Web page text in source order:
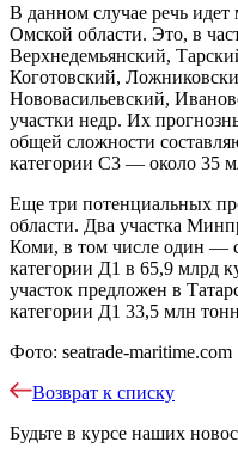
В данном случае речь
Омской области. Это, в
Верхнедемьянский,
Коготовский,
Нововасильевский,
участки недр. Их
общей сложности
категории C3 — около 35
Еще три потенциальных
области. Два участка
Коми, в том числе один —
категории Д1 в 65,9 млрд
участок предложен в
категории Д1 33,5 млн
Фото: seatrade-maritime.com
Возврат к списку
Будьте в курсе наших